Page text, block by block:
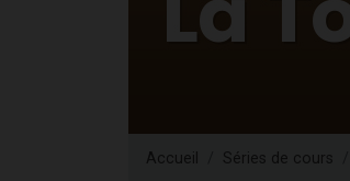
Accueil Séries de cours